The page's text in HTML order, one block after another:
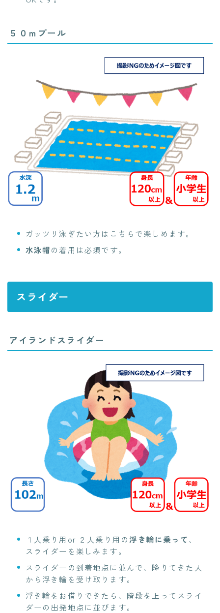
５０ｍプール
ガッツリ泳ぎたい方はこちらで楽しめます。
水泳帽の着用は必須です。
スライダー
アイランドスライダー
１人乗り用or ２人乗り用の 浮き輪に乗って、
スライダーを楽しみます。
スライダーの到着地点に並んで、降りてきた人
から浮き輪を受け取ります。
浮き輪をお借りできたら、階段を上ってスライ
ダーの出発地点に並びます。